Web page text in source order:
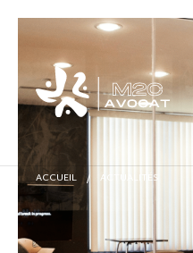
ACCUEIL / ACTUALITÉS